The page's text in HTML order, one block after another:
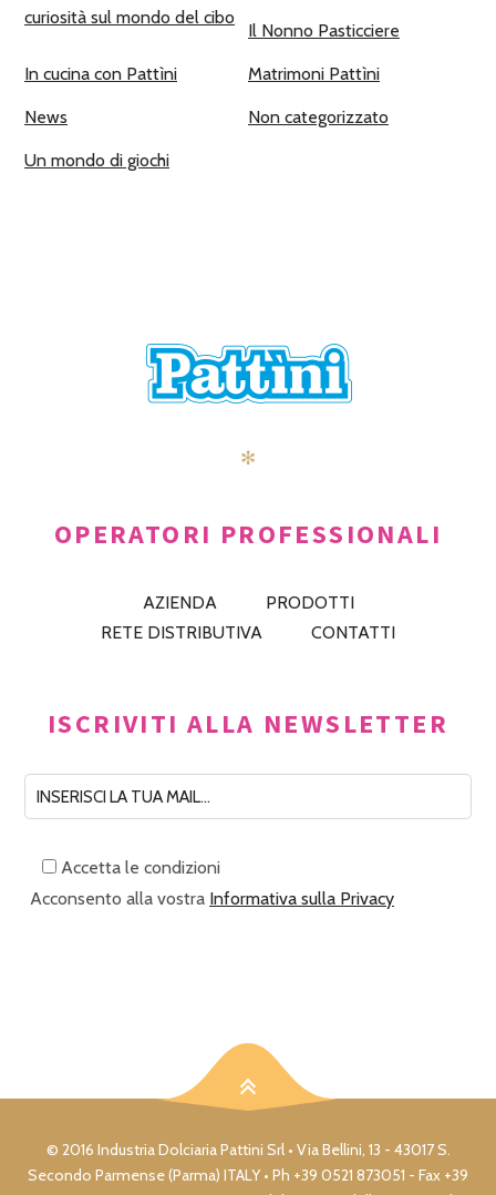
curiosità sul mondo del cibo
Il Nonno Pasticciere
In cucina con Pattìni Matrimoni Pattìni
News Non categorizzato
Un mondo di giochi
✻
OPERATORI PROFESSIONALI
AZIENDA
PRODOTTI
RETE DISTRIBUTIVA
CONTATTI
ISCRIVITI ALLA NEWSLETTER
Accetta le condizioni
Acconsento alla vostra Informativa sulla Privacy
© 2016 Industria Dolciaria Pattini Srl • Via Bellini, 13 - 43017 S.
Secondo Parmense (Parma) ITALY • Ph +39 0521 873051 - Fax +39